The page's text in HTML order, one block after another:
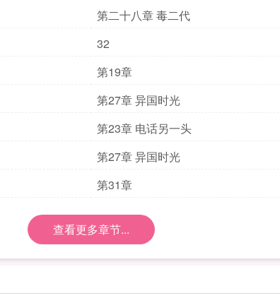
第二十八章 毒二代
32
第19章
第27章 异国时光
第23章 电话另一头
第27章 异国时光
第31章
查看更多章节...